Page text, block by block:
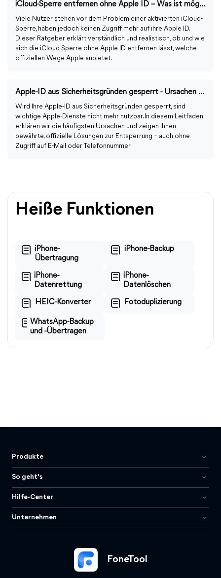
iCloud-Sperre entfernen ohne Apple ID – Was ist möglich ?
Viele Nutzer stehen vor dem Problem einer aktivierten iCloud-
Sperre, haben jedoch keinen Zugriff mehr auf ihre Apple ID.
Dieser Ratgeber erklärt verständlich und realistisch, ob und wie
sich die iCloud-Sperre ohne Apple ID entfernen lässt, welche
offiziellen Wege Apple anbietet.
Apple-ID aus Sicherheitsgründen gesperrt - Ursachen & Lösungen
Wird Ihre Apple-ID aus Sicherheitsgründen gesperrt, sind
wichtige Apple-Dienste nicht mehr nutzbar. In diesem Leitfaden
erklären wir die häufigsten Ursachen und zeigen Ihnen
bewährte, offizielle Lösungen zur Entsperrung – auch ohne
Zugriff auf E-Mail oder Telefonnummer.
Heiße Funktionen
iPhone-
Übertragung
iPhone-Backup
iPhone-
Datenrettung
iPhone-
Datenlöschen
HEIC-Konverter Fotoduplizierung
WhatsApp-Backup
und -Übertragen
FoneTool
Produkte
So geht's
Hilfe-Center
Unternehmen